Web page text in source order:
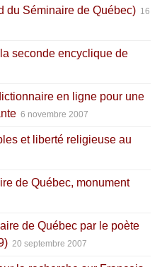
du Séminaire de Québec) 16
seconde encyclique de
en ligne pour une
6 novembre 2007
et liberté religieuse au
de Québec, monument
de Québec par le poète
20 septembre 2007